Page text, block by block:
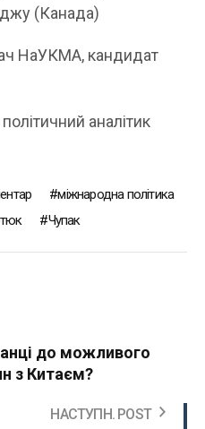
(Канада)
НаУКМА, кандидат
аналітик
міжнародна політика
Чупак
до можливого
з Китаєм?
НАСТУПН. POST